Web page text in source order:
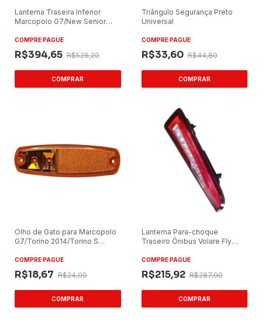
Lanterna Traseira Inferior
Marcopolo G7/New Senior
COMPRE PAGUE
R$394,65 R$526,20
Triângulo Segurança Preto
Universal
COMPRE PAGUE
R$33,60 R$44,80
Olho de Gato para Marcopolo
G7/Torino 2014/Torino S
COMPRE PAGUE
R$18,67 R$24,90
Lanterna Para-choque
Traseiro Ônibus Volare Fly
COMPRE PAGUE
R$215,92 R$287,90